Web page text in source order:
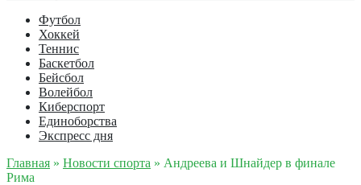
Футбол
Хоккей
Теннис
Баскетбол
Бейсбол
Волейбол
Киберспорт
Единоборства
Экспресс дня
Главная » Новости спорта » Андреева и Шнайдер в финале
Рима